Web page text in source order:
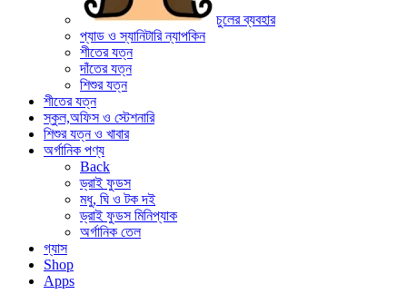
চুলের ব্যবহার
প্যাড ও স্যানিটারি ন্যাপকিন
শীতের যত্ন
দাঁতের যত্ন
শিশুর যত্ন
শীতের যত্ন
স্কুল,অফিস ও স্টেশনারি
শিশুর যত্ন ও খাবার
অর্গানিক পণ্য
Back
ড্রাই ফুডস
মধু, ঘি ও টক দই
ড্রাই ফুডস মিনিপ্যাক
অর্গানিক তেল
গ্যাস
Shop
Apps